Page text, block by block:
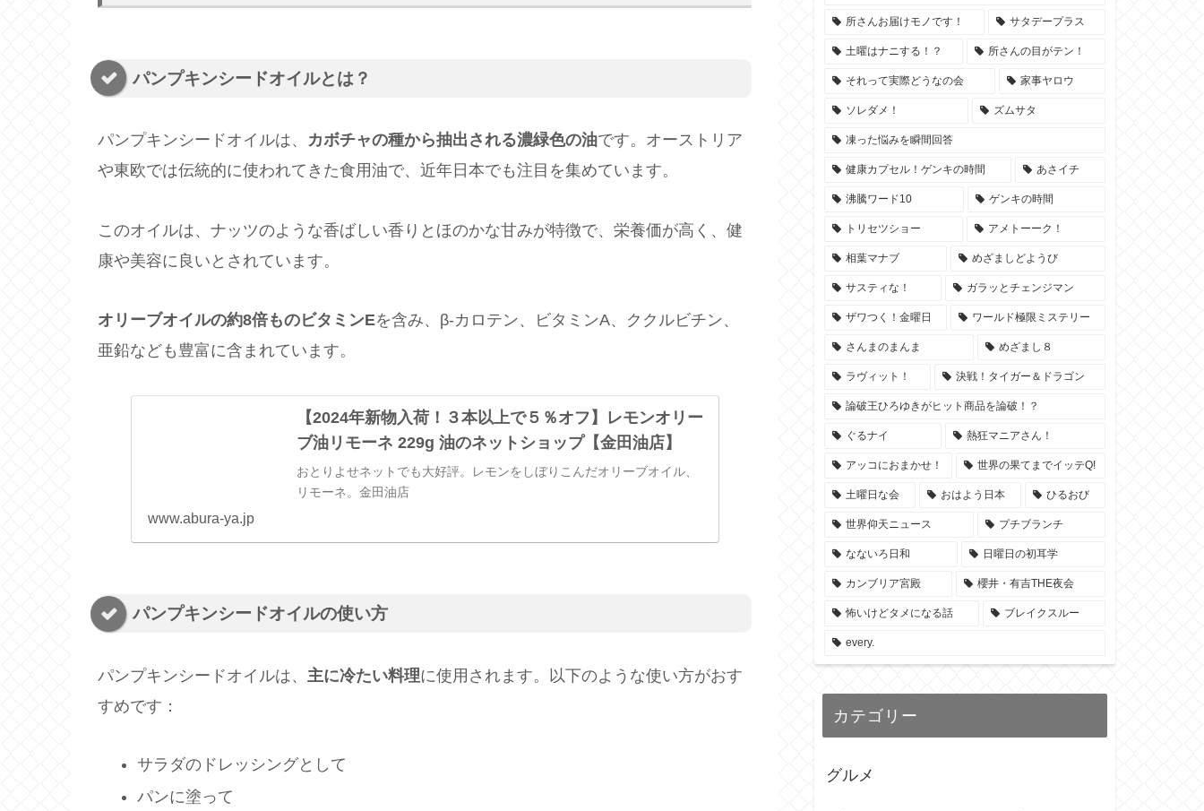
パンプキンシードオイルとは？
パンプキンシードオイルは、 カボチャの種から抽出される濃緑色の油です。オーストリア
や東欧では伝統的に使われてきた食用油で、近年日本でも注目を集めています。
このオイルは、ナッツのような香ばしい香りとほのかな甘みが特徴で、栄養価が高く、健
康や美容に良いとされています。
オリーブオイルの約8倍ものビタミンEを含み、β-カロテン、ビタミンA、ククルビチン、
亜鉛なども豊富に含まれています。
【2024年新物入荷！３本以上で５％オフ】レモンオリー
ブ油リモーネ 229g 油のネットショップ【金田油店】
おとりよせネットでも大好評。レモンをしぼりこんだオリーブオイル、
リモーネ。金田油店
www.abura-ya.jp
パンプキンシードオイルの使い方
パンプキンシードオイルは、 主に冷たい料理に使用されます。以下のような使い方がおす
すめです：
サラダのドレッシングとして
パンに塗って
所さんお届けモノです！ サタデープラス
土曜はナニする！？ 所さんの目がテン！
それって実際どうなの会 家事ヤロウ
ソレダメ！ ズムサタ
凍った悩みを瞬間回答
健康カプセル！ゲンキの時間 あさイチ
沸騰ワード10 ゲンキの時間
トリセツショー アメトーーク！
相葉マナブ めざましどようび
サスティな！ ガラッとチェンジマン
ザワつく！金曜日 ワールド極限ミステリー
さんまのまんま めざまし８
ラヴィット！ 決戦！タイガー＆ドラゴン
論破王ひろゆきがヒット商品を論破！？
ぐるナイ 熱狂マニアさん！
アッコにおまかせ！ 世界の果てまでイッテQ!
土曜日な会 おはよう日本 ひるおび
世界仰天ニュース プチブランチ
なないろ日和 日曜日の初耳学
カンブリア宮殿 櫻井・有吉THE夜会
怖いけどタメになる話 ブレイクスルー
every.
カテゴリー
グルメ